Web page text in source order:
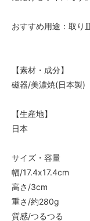
おすすめ用途：取り
【素材・成分】
磁器/美濃焼(日本製)
【生産地】
日本
サイズ・容量
幅/17.4x17.4cm
高さ/3cm
重さ/約280g
質感/つるつる